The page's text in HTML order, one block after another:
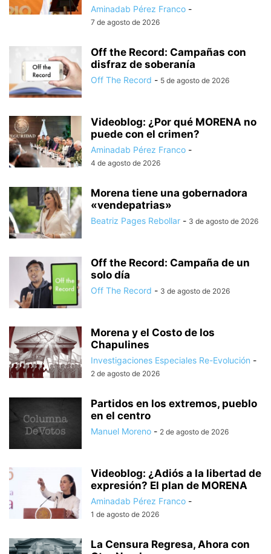
Aminadab Pérez Franco -
7 de agosto de 2026
Off the Record: Campañas con
disfraz de soberanía
Off The Record - 5 de agosto de 2026
Videoblog: ¿Por qué MORENA no
puede con el crimen?
Aminadab Pérez Franco -
4 de agosto de 2026
Morena tiene una gobernadora
«vendepatrias»
Beatriz Pages Rebollar - 3 de agosto de 2026
Off the Record: Campaña de un
solo día
Off The Record - 3 de agosto de 2026
Morena y el Costo de los
Chapulines
Investigaciones Especiales Re-Evolución -
2 de agosto de 2026
Partidos en los extremos, pueblo
en el centro
Manuel Moreno - 2 de agosto de 2026
Videoblog: ¿Adiós a la libertad de
expresión? El plan de MORENA
Aminadab Pérez Franco -
1 de agosto de 2026
La Censura Regresa, Ahora con